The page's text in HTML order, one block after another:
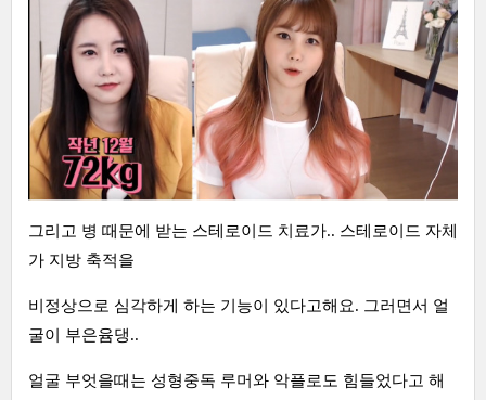
그리고 병 때문에 받는 스테로이드 치료가.. 스테로이드 자체
가 지방 축적을
비정상으로 심각하게 하는 기능이 있다고해요. 그러면서 얼
굴이 부은윰댕..
얼굴 부엇을때는 성형중독 루머와 악플로도 힘들었다고 해